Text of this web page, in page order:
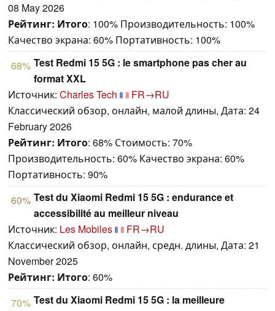
08 May 2026
Рейтинг: Итого: 100% Производительность: 100%
Качество экрана: 60% Портативность: 100%
68% Test Redmi 15 5G : le smartphone pas cher au
format XXL
Источник: Charles Tech
FR→RU
Классический обзор, онлайн, малой длины, Дата: 24
February 2026
Рейтинг: Итого: 68% Стоимость: 70%
Производительность: 60% Качество экрана: 60%
Портативность: 90%
60% Test du Xiaomi Redmi 15 5G : endurance et
accessibilité au meilleur niveau
Источник: Les Mobiles
FR→RU
Классический обзор, онлайн, средн. длины, Дата: 21
November 2025
Рейтинг: Итого: 60%
70% Test du Xiaomi Redmi 15 5G : la meilleure